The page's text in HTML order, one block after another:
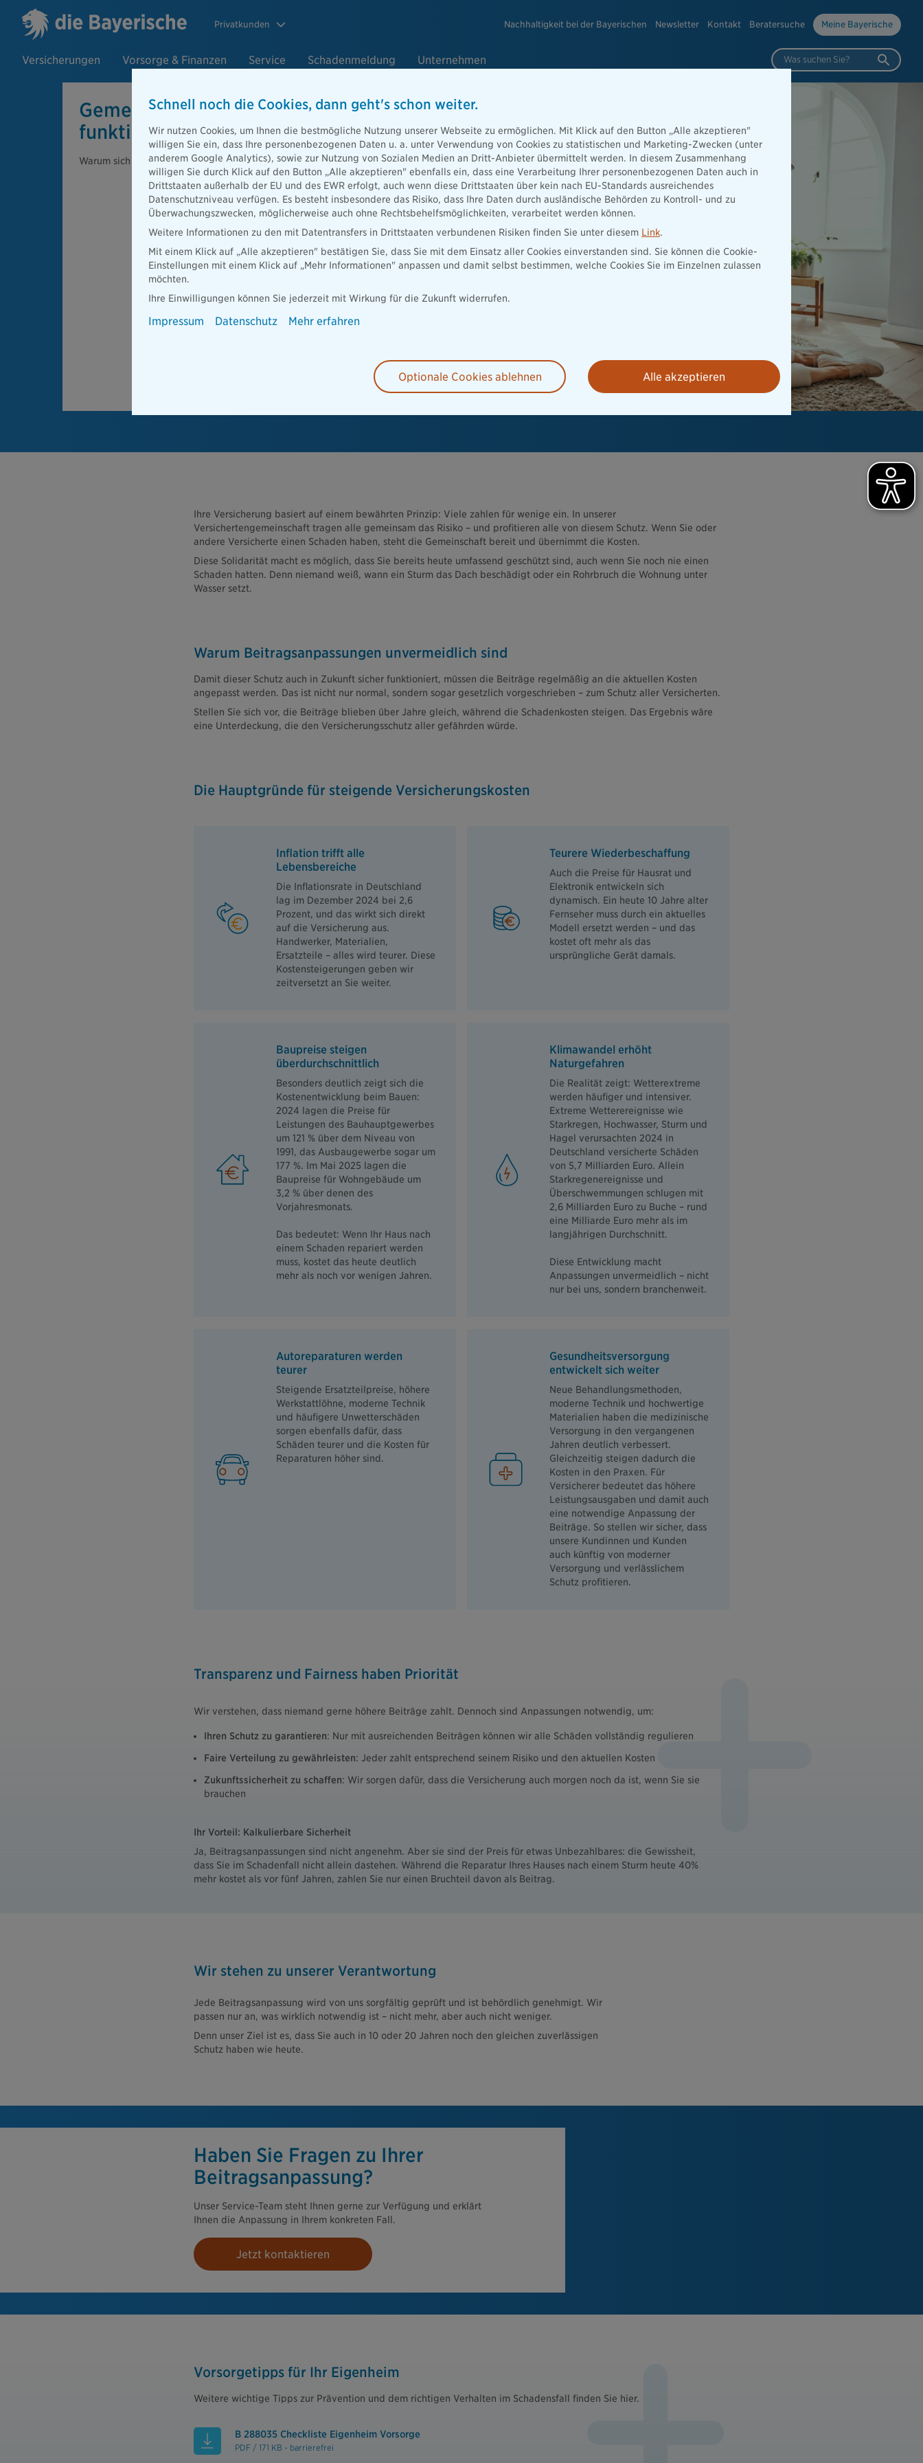
Privatkunden Nachhaltigkeit bei der Bayerischen Newsletter Kontakt Beratersuche Meine Bayerische
Versicherungen Vorsorge & Finanzen Service Schadenmeldung Unternehmen Was suchen Sie?
Gemeinsam stark – So
funktioniert Ihre Versicherung
Warum sich Ihr Versicherungsbeitrag anpasst
Ihre Versicherung basiert auf einem bewährten Prinzip: Viele zahlen für wenige ein. In unserer
Versichertengemeinschaft tragen alle gemeinsam das Risiko – und profitieren alle von diesem Schutz. Wenn Sie oder
andere Versicherte einen Schaden haben, steht die Gemeinschaft bereit und übernimmt die Kosten.
Diese Solidarität macht es möglich, dass Sie bereits heute umfassend geschützt sind, auch wenn Sie noch nie einen
Schaden hatten. Denn niemand weiß, wann ein Sturm das Dach beschädigt oder ein Rohrbruch die Wohnung unter
Wasser setzt.
Warum Beitragsanpassungen unvermeidlich sind
Damit dieser Schutz auch in Zukunft sicher funktioniert, müssen die Beiträge regelmäßig an die aktuellen Kosten
angepasst werden. Das ist nicht nur normal, sondern sogar gesetzlich vorgeschrieben – zum Schutz aller Versicherten.
Stellen Sie sich vor, die Beiträge blieben über Jahre gleich, während die Schadenkosten steigen. Das Ergebnis wäre
eine Unterdeckung, die den Versicherungsschutz aller gefährden würde.
Die Hauptgründe für steigende Versicherungskosten
Inflation trifft alle
Lebensbereiche
Die Inflationsrate in Deutschland
lag im Dezember 2024 bei 2,6
Prozent, und das wirkt sich direkt
auf die Versicherung aus.
Handwerker, Materialien,
Ersatzteile – alles wird teurer. Diese
Kostensteigerungen geben wir
zeitversetzt an Sie weiter.
Teurere Wiederbeschaffung
Auch die Preise für Hausrat und
Elektronik entwickeln sich
dynamisch. Ein heute 10 Jahre alter
Fernseher muss durch ein aktuelles
Modell ersetzt werden – und das
kostet oft mehr als das
ursprüngliche Gerät damals.
Baupreise steigen
überdurchschnittlich
Besonders deutlich zeigt sich die
Kostenentwicklung beim Bauen:
2024 lagen die Preise für
Leistungen des Bauhauptgewerbes
um 121 % über dem Niveau von
1991, das Ausbaugewerbe sogar um
177 %. Im Mai 2025 lagen die
Baupreise für Wohngebäude um
3,2 % über denen des
Vorjahresmonats.
Das bedeutet: Wenn Ihr Haus nach
einem Schaden repariert werden
muss, kostet das heute deutlich
mehr als noch vor wenigen Jahren.
Klimawandel erhöht
Naturgefahren
Die Realität zeigt: Wetterextreme
werden häufiger und intensiver.
Extreme Wetterereignisse wie
Starkregen, Hochwasser, Sturm und
Hagel verursachten 2024 in
Deutschland versicherte Schäden
von 5,7 Milliarden Euro. Allein
Starkregenereignisse und
Überschwemmungen schlugen mit
2,6 Milliarden Euro zu Buche – rund
eine Milliarde Euro mehr als im
langjährigen Durchschnitt.
Diese Entwicklung macht
Anpassungen unvermeidlich – nicht
nur bei uns, sondern branchenweit.
Autoreparaturen werden
teurer
Steigende Ersatzteilpreise, höhere
Werkstattlöhne, moderne Technik
und häufigere Unwetterschäden
sorgen ebenfalls dafür, dass
Schäden teurer und die Kosten für
Reparaturen höher sind.
Gesundheitsversorgung
entwickelt sich weiter
Neue Behandlungsmethoden,
moderne Technik und hochwertige
Materialien haben die medizinische
Versorgung in den vergangenen
Jahren deutlich verbessert.
Gleichzeitig steigen dadurch die
Kosten in den Praxen. Für
Versicherer bedeutet das höhere
Leistungsausgaben und damit auch
eine notwendige Anpassung der
Beiträge. So stellen wir sicher, dass
unsere Kundinnen und Kunden
auch künftig von moderner
Versorgung und verlässlichem
Schutz profitieren.
Transparenz und Fairness haben Priorität
Wir verstehen, dass niemand gerne höhere Beiträge zahlt. Dennoch sind Anpassungen notwendig, um:
Ihren Schutz zu garantieren: Nur mit ausreichenden Beiträgen können wir alle Schäden vollständig regulieren
Faire Verteilung zu gewährleisten: Jeder zahlt entsprechend seinem Risiko und den aktuellen Kosten
Zukunftssicherheit zu schaffen: Wir sorgen dafür, dass die Versicherung auch morgen noch da ist, wenn Sie sie
brauchen
Ihr Vorteil: Kalkulierbare Sicherheit
Ja, Beitragsanpassungen sind nicht angenehm. Aber sie sind der Preis für etwas Unbezahlbares: die Gewissheit,
dass Sie im Schadenfall nicht allein dastehen. Während die Reparatur Ihres Hauses nach einem Sturm heute 40%
mehr kostet als vor fünf Jahren, zahlen Sie nur einen Bruchteil davon als Beitrag.
Wir stehen zu unserer Verantwortung
Jede Beitragsanpassung wird von uns sorgfältig geprüft und ist behördlich genehmigt. Wir
passen nur an, was wirklich notwendig ist – nicht mehr, aber auch nicht weniger.
Denn unser Ziel ist es, dass Sie auch in 10 oder 20 Jahren noch den gleichen zuverlässigen
Schutz haben wie heute.
Haben Sie Fragen zu Ihrer
Beitragsanpassung?
Unser Service-Team steht Ihnen gerne zur Verfügung und erklärt
Ihnen die Anpassung in Ihrem konkreten Fall.
Jetzt kontaktieren
Vorsorgetipps für Ihr Eigenheim
Weitere wichtige Tipps zur Prävention und dem richtigen Verhalten im Schadensfall finden Sie hier.
B 288035 Checkliste Eigenheim Vorsorge
PDF / 171 KB - barrierefrei
Schnell noch die Cookies, dann geht's schon weiter.
Wir nutzen Cookies, um Ihnen die bestmögliche Nutzung unserer Webseite zu ermöglichen. Mit Klick auf den Button „Alle akzeptieren"
willigen Sie ein, dass Ihre personenbezogenen Daten u. a. unter Verwendung von Cookies zu statistischen und Marketing-Zwecken (unter
anderem Google Analytics), sowie zur Nutzung von Sozialen Medien an Dritt-Anbieter übermittelt werden. In diesem Zusammenhang
willigen Sie durch Klick auf den Button „Alle akzeptieren" ebenfalls ein, dass eine Verarbeitung Ihrer personenbezogenen Daten auch in
Drittstaaten außerhalb der EU und des EWR erfolgt, auch wenn diese Drittstaaten über kein nach EU-Standards ausreichendes
Datenschutzniveau verfügen. Es besteht insbesondere das Risiko, dass Ihre Daten durch ausländische Behörden zu Kontroll- und zu
Überwachungszwecken, möglicherweise auch ohne Rechtsbehelfsmöglichkeiten, verarbeitet werden können.
Weitere Informationen zu den mit Datentransfers in Drittstaaten verbundenen Risiken finden Sie unter diesem Link.
Mit einem Klick auf „Alle akzeptieren" bestätigen Sie, dass Sie mit dem Einsatz aller Cookies einverstanden sind. Sie können die Cookie-
Einstellungen mit einem Klick auf „Mehr Informationen" anpassen und damit selbst bestimmen, welche Cookies Sie im Einzelnen zulassen
möchten.
Ihre Einwilligungen können Sie jederzeit mit Wirkung für die Zukunft widerrufen.
Impressum Datenschutz Mehr erfahren
Optionale Cookies ablehnen Alle akzeptieren